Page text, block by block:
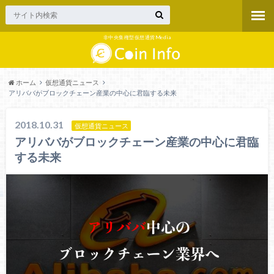
非中央集権型仮想通貨Media
ホーム
仮想通貨ニュース
アリババがブロックチェーン産業の中心に君臨する未来
2018.10.31 仮想通貨ニュース
アリババがブロックチェーン産業の中心に君臨
する未来